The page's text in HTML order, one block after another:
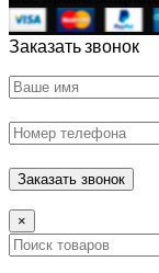
Заказать звонок
×